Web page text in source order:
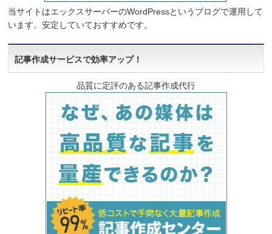
当サイトはエックスサーバーのWordPressというブログで運用して
います。安定していておすすめです。
記事作成サービスで効率アップ！
品質に定評のある記事作成代行